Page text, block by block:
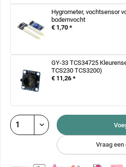
Hygrometer, vochtsensor
bodemvocht
€ 1,70 *
GY-33 TCS34725
TCS230 TCS3200)
€ 11,26 *
Vraag